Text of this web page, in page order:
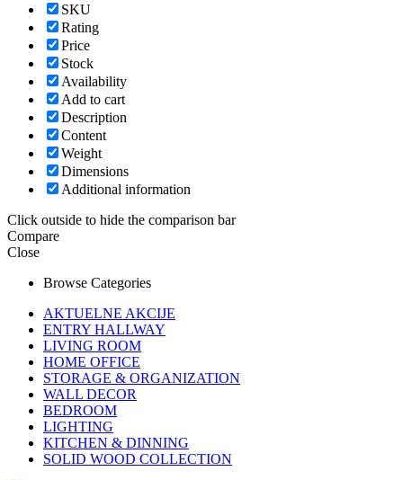
SKU
Rating
Price
Stock
Availability
Add to cart
Description
Content
Weight
Dimensions
Additional information
Click outside to hide the comparison bar
Compare
Close
Browse Categories
AKTUELNE AKCIJE
ENTRY HALLWAY
LIVING ROOM
HOME OFFICE
STORAGE & ORGANIZATION
WALL DECOR
BEDROOM
LIGHTING
KITCHEN & DINNING
SOLID WOOD COLLECTION